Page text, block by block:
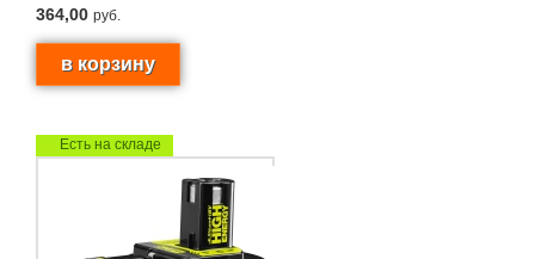
364,00 руб.
Есть на складе